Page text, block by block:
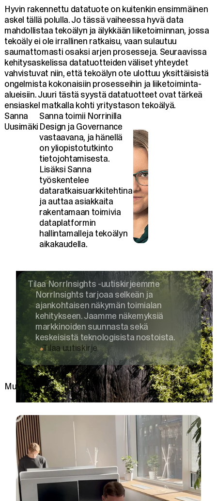
Hyvin rakennettu datatuote on kuitenkin ensimmäinen
askel tällä polulla. Jo tässä vaiheessa hyvä data
mahdollistaa tekoälyn ja älykkään liiketoiminnan, jossa
tekoäly ei ole irrallinen ratkaisu, vaan sulautuu
saumattomasti osaksi arjen prosesseja. Seuraavissa
kehitysaskelissa datatuotteiden väliset yhteydet
vahvistuvat niin, että tekoälyn ote ulottuu yksittäisistä
ongelmista kokonaisiin prosesseihin ja liiketoiminta-
alueisiin. Juuri tästä syystä datatuotteet ovat tärkeä
ensiaskel matkalla kohti yritystason tekoälyä.
Sanna
Uusimäki
Sanna toimii Norrinilla
Design ja Governance
vastaavana, ja hänellä
on yliopistotutkinto
tietojohtamisesta.
Lisäksi Sanna
työskentelee
dataratkaisuarkkitehtina
ja auttaa asiakkaita
rakentamaan toimivia
dataplatformin
hallintamalleja tekoälyn
aikakaudella.
Tilaa NorrInsights -uutiskirjeemme
NorrInsights tarjoaa selkeän ja
ajankohtaisen näkymän toimialan
kehitykseen. Jaamme näkemyksiä
markkinoiden suunnasta sekä
keskeisistä teknologisista nostoista.
Tilaa uutiskirje
Muita näkökulmia ja ajatuksia